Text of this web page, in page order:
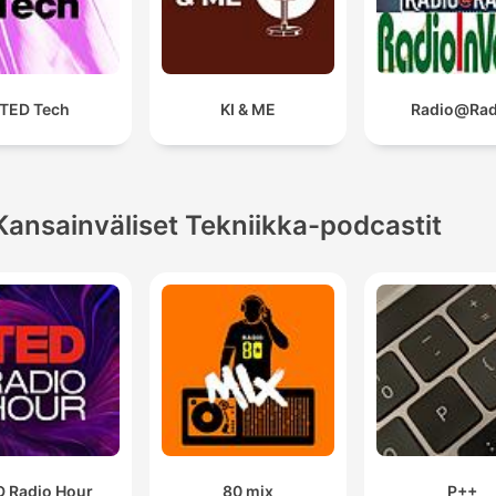
Tech KI & ME
Tekniikka-podcastit
Radio Hour 80 mix P++